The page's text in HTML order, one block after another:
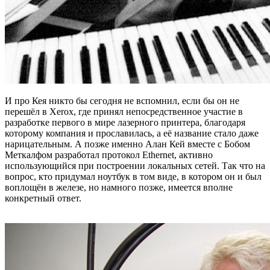
И про Кея никто бы сегодня не вспомнил, если бы он не
перешёл в Xerox, где принял непосредственное участие в
разработке первого в мире лазерного принтера, благодаря
которому компания и прославилась, а её название стало даже
нарицательным. А позже именно Алан Кей вместе с Бобом
Меткалфом разработал протокол Ethernet, активно
использующийся при построении локальных сетей. Так что на
вопрос, кто придумал ноутбук в том виде, в котором он и был
воплощён в железе, но намного позже, имеется вполне
конкретный ответ.